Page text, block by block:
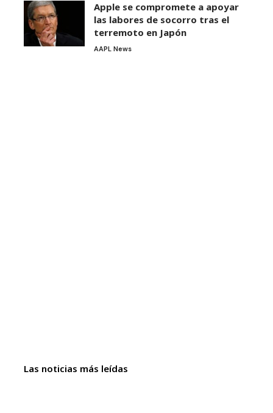
Apple se compromete a apoyar
las labores de socorro tras el
terremoto en Japón
AAPL News
Las noticias más leídas